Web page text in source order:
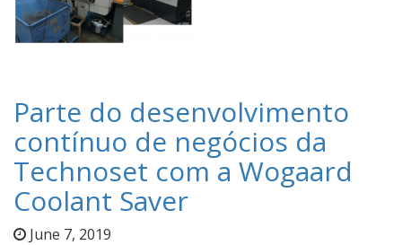
Parte do desenvolvimento
contínuo de negócios da
Technoset com a Wogaard
Coolant Saver
June 7, 2019